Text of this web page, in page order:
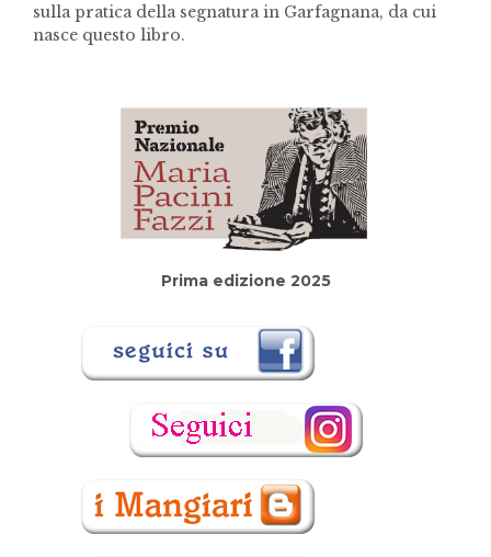
sulla pratica della segnatura in Garfagnana, da cui
nasce questo libro.
Prima edizione 2025